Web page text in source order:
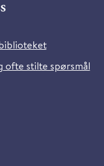
ofte stilte spørsmål